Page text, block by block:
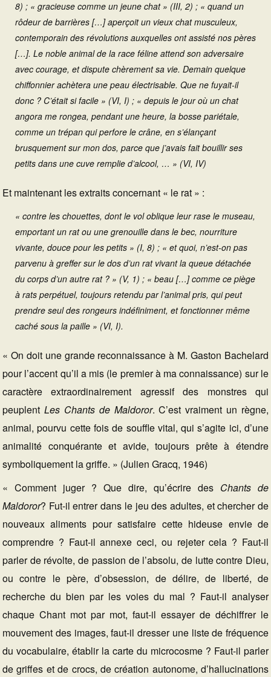
8) ; « gracieuse comme un jeune chat » (III, 2) ; « quand un
rôdeur de barrières […] aperçoit un vieux chat musculeux,
contemporain des révolutions auxquelles ont assisté nos pères
[…]. Le noble animal de la race féline attend son adversaire
avec courage, et dispute chèrement sa vie. Demain quelque
chiffonnier achètera une peau électrisable. Que ne fuyait-il
donc ? C’était si facile » (VI, I) ; « depuis le jour où un chat
angora me rongea, pendant une heure, la bosse pariétale,
comme un trépan qui perfore le crâne, en s’élançant
brusquement sur mon dos, parce que j’avais fait bouillir ses
petits dans une cuve remplie d’alcool, … » (VI, IV)
Et maintenant les extraits concernant « le rat » :
« contre les chouettes, dont le vol oblique leur rase le museau,
emportant un rat ou une grenouille dans le bec, nourriture
vivante, douce pour les petits » (I, 8) ; « et quoi, n’est-on pas
parvenu à greffer sur le dos d’un rat vivant la queue détachée
du corps d’un autre rat ? » (V, 1) ; « beau […] comme ce piège
à rats perpétuel, toujours retendu par l’animal pris, qui peut
prendre seul des rongeurs indéfiniment, et fonctionner même
caché sous la paille » (VI, I).
« On doit une grande reconnaissance à M. Gaston Bachelard
pour l’accent qu’il a mis (le premier à ma connaissance) sur le
caractère extraordinairement agressif des monstres qui
peuplent Les Chants de Maldoror. C’est vraiment un règne,
animal, pourvu cette fois de souffle vital, qui s’agite ici, d’une
animalité conquérante et avide, toujours prête à étendre
symboliquement la griffe. » (Julien Gracq, 1946)
« Comment juger ? Que dire, qu’écrire des Chants de
Maldoror? Fut-il entrer dans le jeu des adultes, et chercher de
nouveaux aliments pour satisfaire cette hideuse envie de
comprendre ? Faut-il annexe ceci, ou rejeter cela ? Faut-il
parler de révolte, de passion de l’absolu, de lutte contre Dieu,
ou contre le père, d’obsession, de délire, de liberté, de
recherche du bien par les voies du mal ? Faut-il analyser
chaque Chant mot par mot, faut-il essayer de déchiffrer le
mouvement des images, faut-il dresser une liste de fréquence
du vocabulaire, établir la carte du microcosme ? Faut-il parler
de griffes et de crocs, de création autonome, d’hallucinations